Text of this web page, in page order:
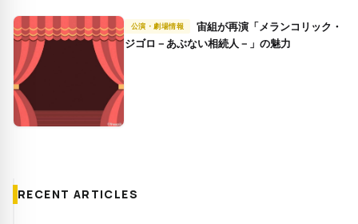
公演・劇場情報
宙組が再演「メランコリック・
ジゴロ－あぶない相続人－」の魅力
RECENT ARTICLES